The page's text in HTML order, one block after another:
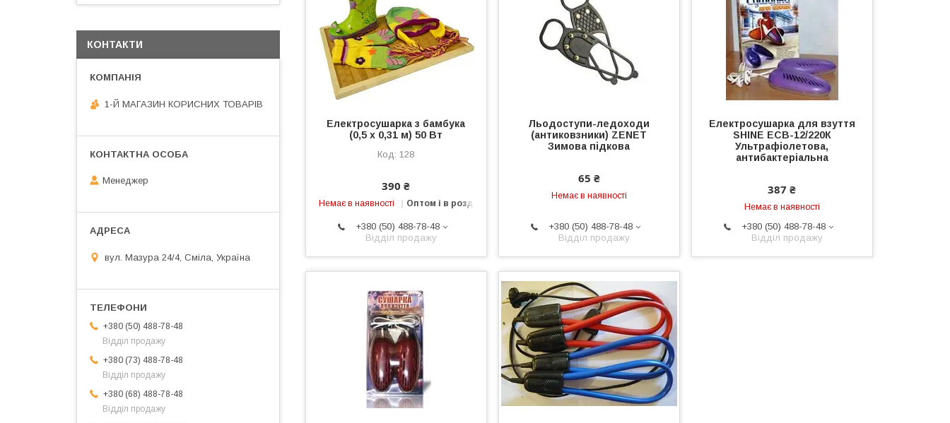
Електросушарка з бамбука
(0,5 х 0,31 м) 50 Вт
128
390 ₴
Немає в наявності Оптом і в роздріб
+380 (50) 488-78-48
Відділ продажу
Льодоступи-ледоходи
(антиковзники) ZENET
Зимова підкова
65 ₴
Немає в наявності
+380 (50) 488-78-48
Відділ продажу
Електросушарка для взуття
SHINE ЕСВ-12/220К
Ультрафіолетова,
антибактеріальна
387 ₴
Немає в наявності
+380 (50) 488-78-48
Відділ продажу
КОНТАКТИ
1-Й МАГАЗИН КОРИСНИХ ТОВАРІВ
Менеджер
вул. Мазура 24/4, Сміла, Україна
+380 (50) 488-78-48
Відділ продажу
+380 (73) 488-78-48
Відділ продажу
+380 (68) 488-78-48
Відділ продажу